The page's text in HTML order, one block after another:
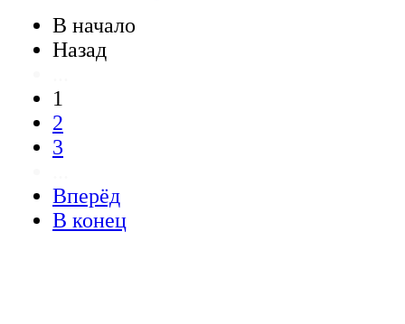
В начало
Назад
1
2
3
Вперёд
В конец